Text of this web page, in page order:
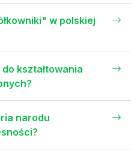
w polskiej
kształtowania
narodu